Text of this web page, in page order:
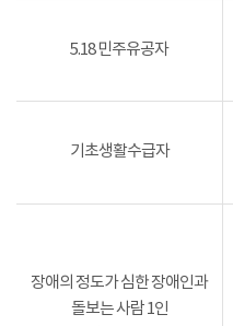
5.18 민주유공자
기초생활수급자
장애의 정도가 심한 장애인과
돌보는 사람 1인